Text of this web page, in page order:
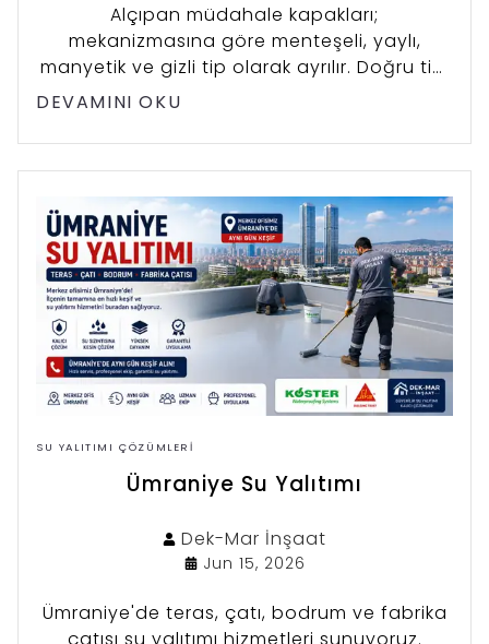
Alçıpan müdahale kapakları;
mekanizmasına göre menteşeli, yaylı,
manyetik ve gizli tip olarak ayrılır. Doğru tipi
erişim sıklığı, estetik beklenti ve kapağın
DEVAMINI OKU
SU YALITIMI ÇÖZÜMLERI
Ümraniye Su Yalıtımı
Dek-Mar İnşaat
Jun 15, 2026
Ümraniye'de teras, çatı, bodrum ve fabrika
çatısı su yalıtımı hizmetleri sunuyoruz.